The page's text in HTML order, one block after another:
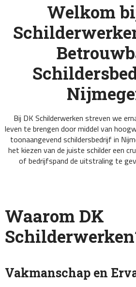
Welkom
Bij DK Schilderwerken streven we
leven te brengen door middel van
toonaangevend schildersbedrijf in
het kiezen van de juiste schilder een
of bedrijfspand de uitstraling te
Waarom DK
Vakmanschap en